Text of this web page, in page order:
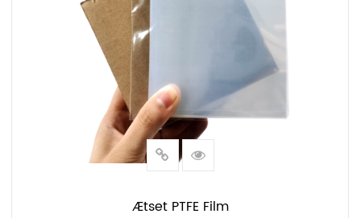
Ætset PTFE Film